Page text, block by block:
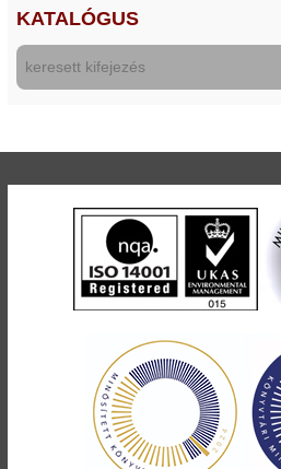
KATALÓGUS